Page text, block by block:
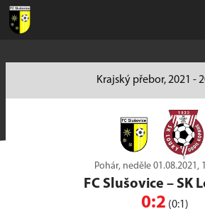
Krajský přebor, 2021 -
Pohár, neděle 01.08.2021,
FC Slušovice – SK
0:2 (0:1)